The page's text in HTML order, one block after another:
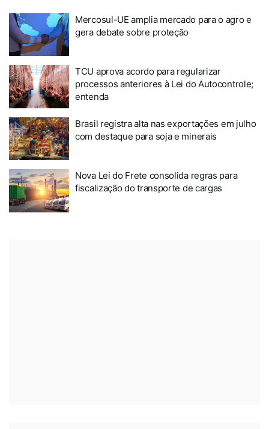
Mercosul-UE amplia mercado para o agro e
gera debate sobre proteção
TCU aprova acordo para regularizar
processos anteriores à Lei do Autocontrole;
entenda
Brasil registra alta nas exportações em julho
com destaque para soja e minerais
Nova Lei do Frete consolida regras para
fiscalização do transporte de cargas